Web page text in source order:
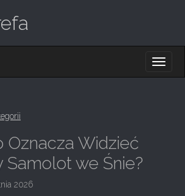
Oznacza Widzieć
Samolot we Śnie?
2026